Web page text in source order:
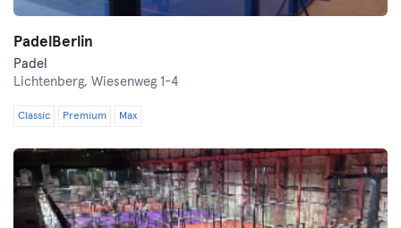
PadelBerlin
Padel
Lichtenberg, Wiesenweg 1-4
Classic Premium Max